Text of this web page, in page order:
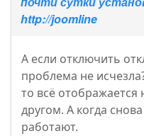
http://joomline
А если отключить
проблема не
то всё
другом. А когда
работают.